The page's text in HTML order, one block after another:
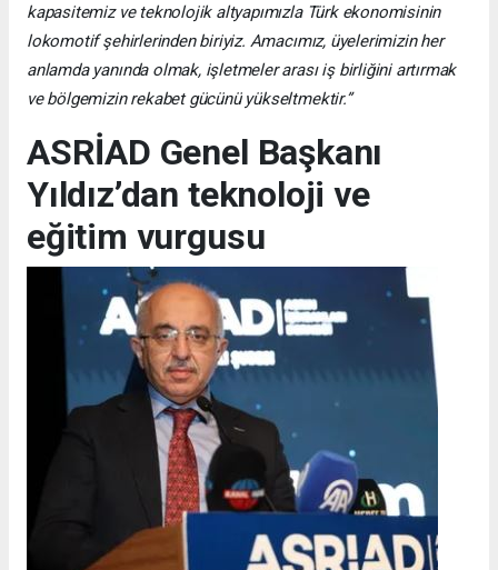
kapasitemiz ve teknolojik altyapımızla Türk ekonomisinin
lokomotif şehirlerinden biriyiz. Amacımız, üyelerimizin her
anlamda yanında olmak, işletmeler arası iş birliğini artırmak
ve bölgemizin rekabet gücünü yükseltmektir.”
ASRİAD Genel Başkanı
Yıldız’dan teknoloji ve
eğitim vurgusu